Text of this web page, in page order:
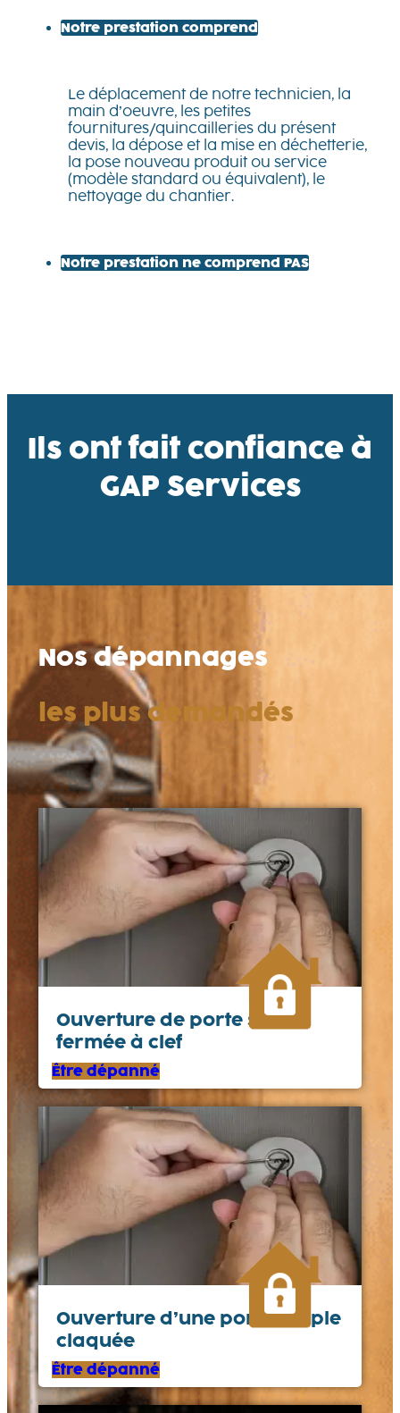
Notre prestation comprend
Le déplacement de notre technicien, la
main d’oeuvre, les petites
fournitures/quincailleries du présent
devis, la dépose et la mise en déchetterie,
la pose nouveau produit ou service
(modèle standard ou équivalent), le
nettoyage du chantier.
Notre prestation ne comprend PAS
Ils ont fait confiance à
GAP Services
Nos dépannages
les plus demandés
Ouverture de porte simple
fermée à clef
Être dépanné
Ouverture d’une porte simple
claquée
Être dépanné